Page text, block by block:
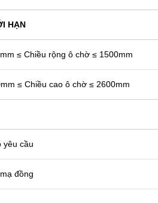
HẠN
≤ Chiều rộng ô chờ ≤ 1500mm
≤ Chiều cao ô chờ ≤ 2600mm
yêu cầu
đồng